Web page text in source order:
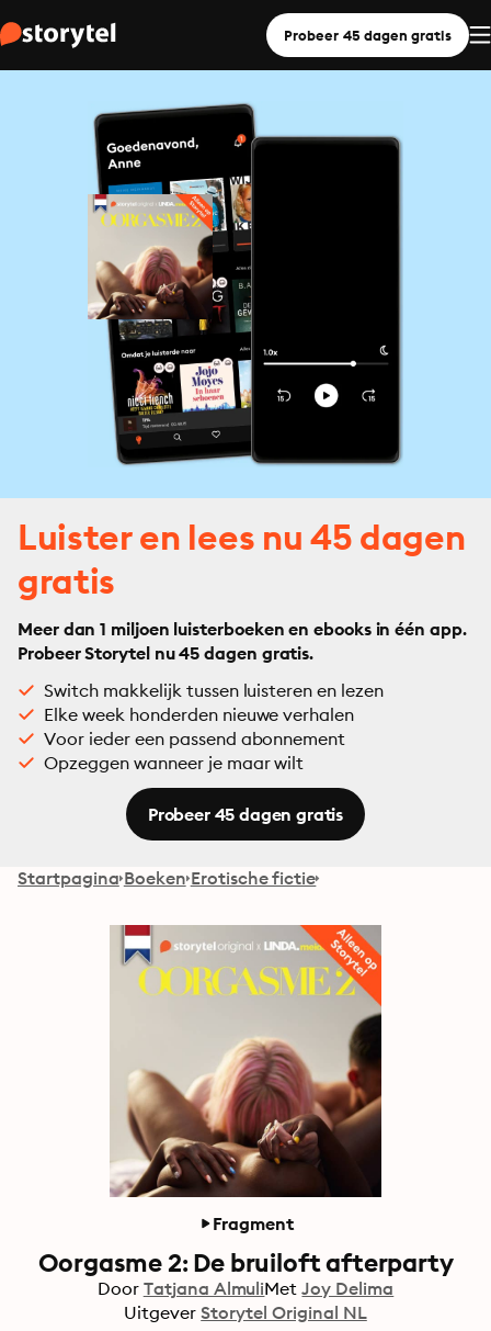
Probeer 45 dagen gratis
Luister en lees nu 45 dagen
gratis
Meer dan 1 miljoen luisterboeken en ebooks in één app.
Probeer Storytel nu 45 dagen gratis.
Switch makkelijk tussen luisteren en lezen
Elke week honderden nieuwe verhalen
Voor ieder een passend abonnement
Opzeggen wanneer je maar wilt
Probeer 45 dagen gratis
Startpagina Boeken Erotische fictie
Fragment
Oorgasme 2: De bruiloft afterparty
Door Tatjana AlmuliMet Joy Delima
Uitgever Storytel Original NL